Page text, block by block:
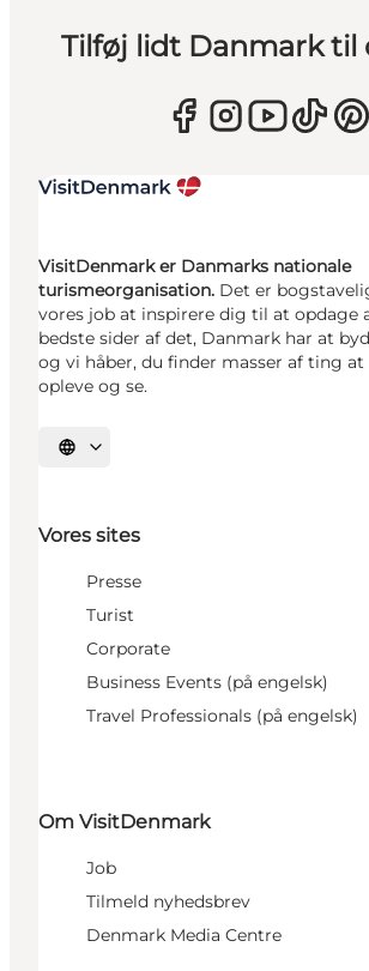
Tilføj lidt Danmark til
VisitDenmark er Danmarks nationale
turismeorganisation. Det er
vores job at inspirere dig til at opdage
bedste sider af det, Danmark har at
og vi håber, du finder masser af ting at
opleve og se.
Vælg sprog
Vores sites
Presse
Turist
Corporate
Business Events (på engelsk)
Travel Professionals (på engelsk)
Om VisitDenmark
Job
Tilmeld nyhedsbrev
Denmark Media Centre